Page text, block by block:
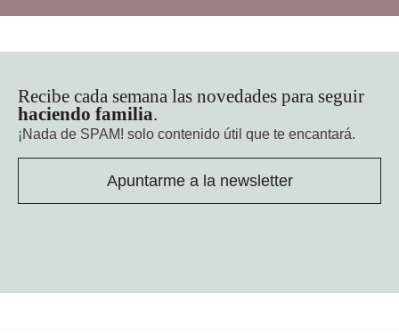
Recibe cada semana las novedades para seguir
haciendo familia
¡Nada de SPAM! solo contenido útil que te encantará.
Apuntarme a la newsletter